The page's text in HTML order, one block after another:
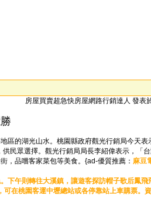
房屋買賣超急快房屋網路行銷達人 發表
區的湖光山水。桃園縣政府觀光行銷局今天表
民眾選擇。觀光行銷局局長李紹偉表示，「
，品嚐客家菜包等美食。{ad-優質推薦： 麻豆
下午則轉往大溪鎮，讓遊客探訪帽子歌后鳳
在桃園客運中壢總站或各停靠站上車購票。